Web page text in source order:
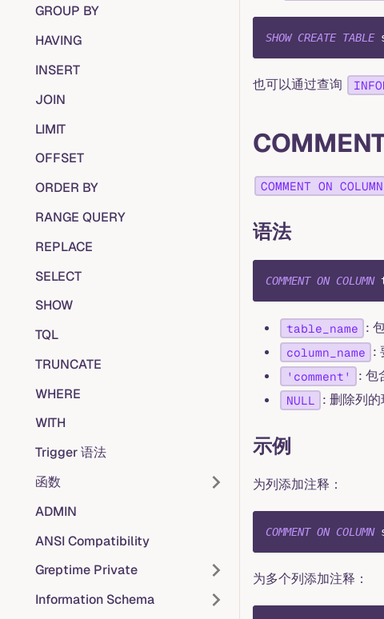
GROUP BY
HAVING
INSERT
JOIN
LIMIT
OFFSET
ORDER BY
RANGE QUERY
REPLACE
SELECT
SHOW
TQL
TRUNCATE
WHERE
WITH
Trigger 语法
函数
ADMIN
ANSI Compatibility
Greptime Private
Information Schema
SHOW CREATE TABLE
也可以通过查询
COMMENT ON COLUMN
语法
COMMENT ON COLUMN
table_name :
column_name :
'comment' : 包
NULL : 删除列的
示例
为列添加注释：
COMMENT ON COLUMN
为多个列添加注释：